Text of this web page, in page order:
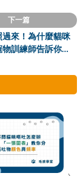
下一篇
過來！為什麼貓咪
訓練師告訴你那